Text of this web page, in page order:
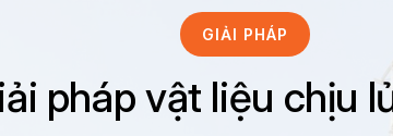
GIẢI PHÁP
pháp vật liệu chịu